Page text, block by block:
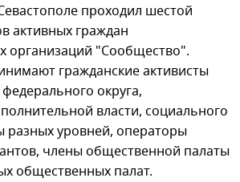
проходил шестой
активных граждан
организаций "Сообщество".
гражданские активисты
округа,
власти, социального
разных уровней, операторы
члены общественной палаты
общественных палат.